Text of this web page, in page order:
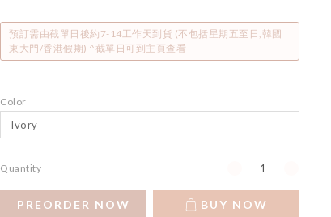
預訂需由截單日後約7-14工作天到貨 (不包括星期五至日,韓國
東大門/香港假期) ^截單日可到主頁查看
Color
Quantity
PREORDER NOW BUY NOW